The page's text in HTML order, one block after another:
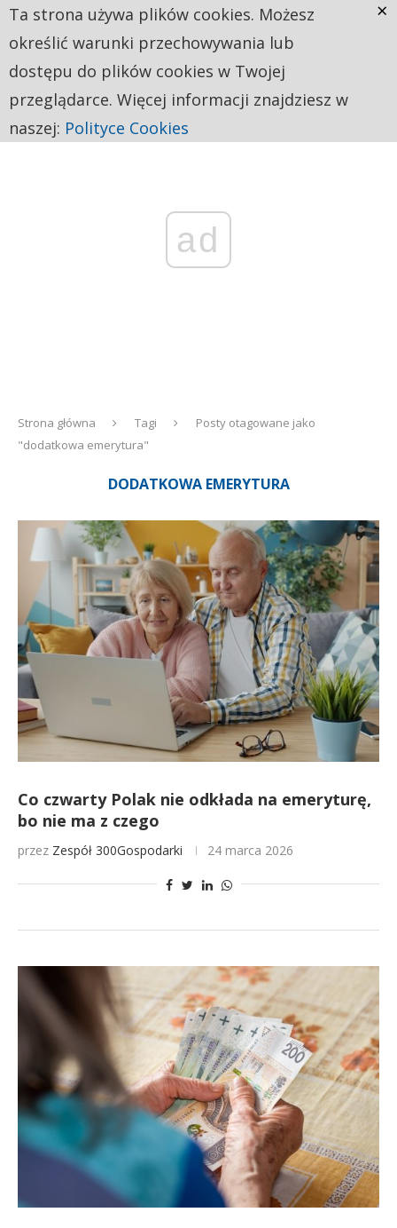
ad
Strona główna Tagi
Posty otagowane jako
"dodatkowa emerytura"
DODATKOWA EMERYTURA
Co czwarty Polak nie odkłada na emeryturę,
bo nie ma z czego
przez Zespół 300Gospodarki 24 marca 2026
Ta strona używa plików cookies. Możesz
określić warunki przechowywania lub
dostępu do plików cookies w Twojej
przeglądarce. Więcej informacji znajdziesz w
naszej: Polityce Cookies
×